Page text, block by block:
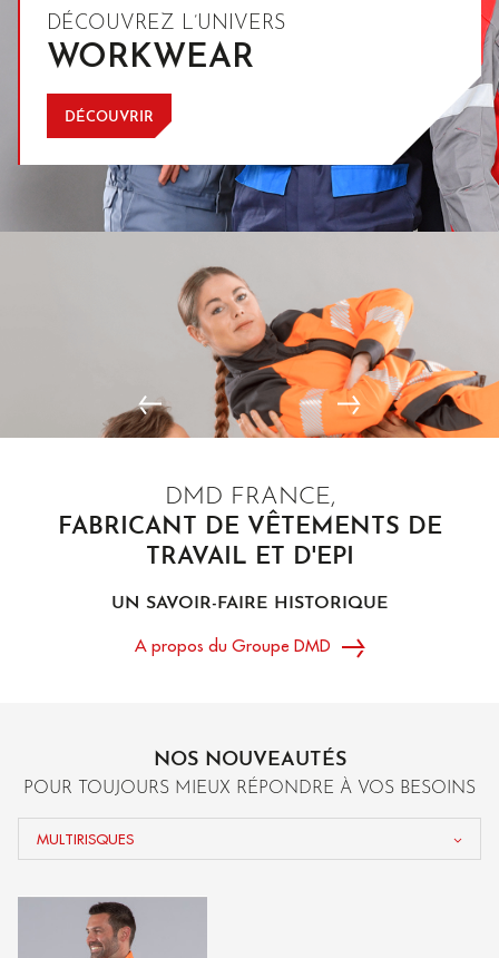
DÉCOUVREZ L’UNIVERS
WORKWEAR
DÉCOUVRIR
HAUTE VISIBILITÉ
DÉCOUVREZ L’UNIVERS
HAUTE VISIBILITÉ
DMD FRANCE,
FABRICANT DE VÊTEMENTS DE
TRAVAIL ET D'EPI
UN SAVOIR-FAIRE HISTORIQUE
A propos du Groupe DMD
NOS NOUVEAUTÉS
POUR TOUJOURS MIEUX RÉPONDRE À VOS BESOINS
MULTIRISQUES